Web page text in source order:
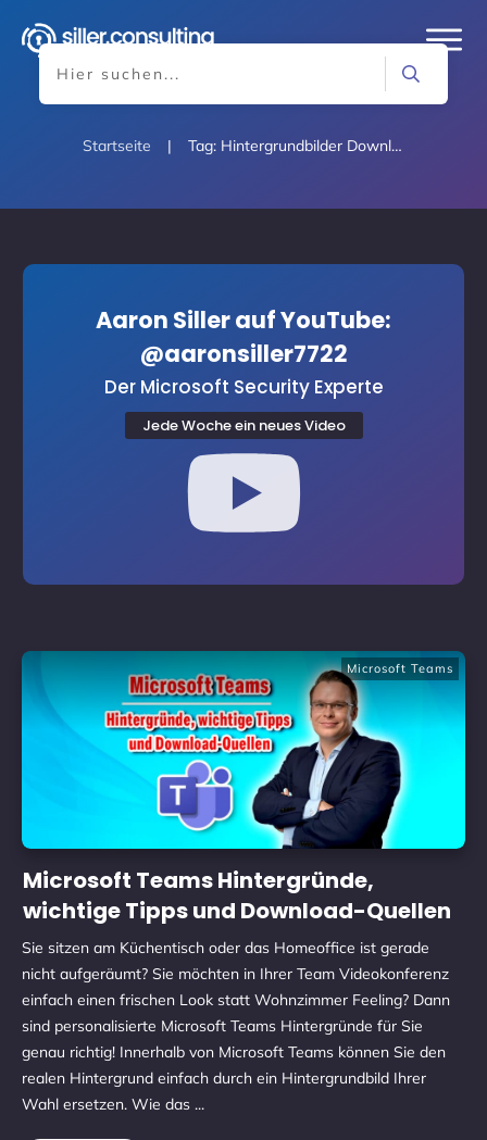
Startseite | Tag: Hintergrundbilder Download
Aaron Siller auf YouTube:
@aaronsiller7722
Der Microsoft Security Experte
Jede Woche ein neues Video
Microsoft Teams
Microsoft Teams Hintergründe,
wichtige Tipps und Download-Quellen
Sie sitzen am Küchentisch oder das Homeoffice ist gerade
nicht aufgeräumt? Sie möchten in Ihrer Team Videokonferenz
einfach einen frischen Look statt Wohnzimmer Feeling? Dann
sind personalisierte Microsoft Teams Hintergründe für Sie
genau richtig! Innerhalb von Microsoft Teams können Sie den
realen Hintergrund einfach durch ein Hintergrundbild Ihrer
Wahl ersetzen. Wie das ...